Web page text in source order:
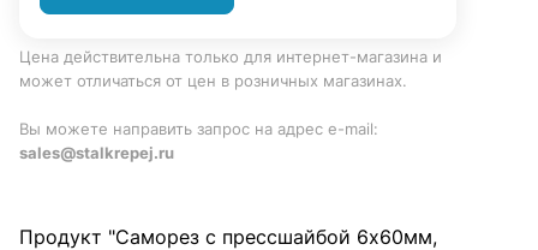
Цена действительна только для интернет-магазина и
может отличаться от цен в розничных магазинах.
Вы можете направить запрос на адрес e-mail:
sales@stalkrepej.ru
Продукт "Саморез с прессшайбой 6х60мм,